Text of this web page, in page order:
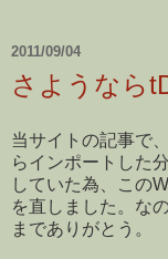
2011/09/04
さようなら
当サイトの記事で
らインポートした
していた為、この
を直しました。な
までありがとう。